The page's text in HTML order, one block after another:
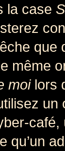
la case
que
même
moilors
qu’un